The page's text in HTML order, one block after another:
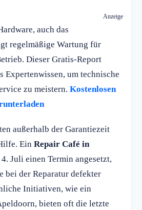
Anzeige
auch das
regelmäßige Wartung für
Dieser Gratis-Report
Expertenwissen, um technische
zu meistern. Kostenlosen
außerhalb der Garantiezeit
Ein Repair Café in
Juli einen Termin angesetzt,
bei der Reparatur defekter
Initiativen, wie ein
bieten oft die letzte